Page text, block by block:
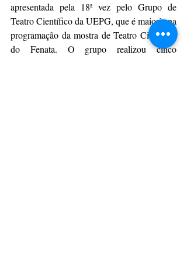
apresentada pela 18ª vez pelo Grupo de
Teatro Científico da UEPG, que é maioria na
programação da mostra de Teatro Científico
do Fenata. O grupo realizou cinco